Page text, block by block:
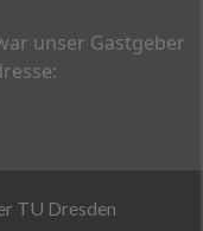
unser Gastgeber
TU Dresden